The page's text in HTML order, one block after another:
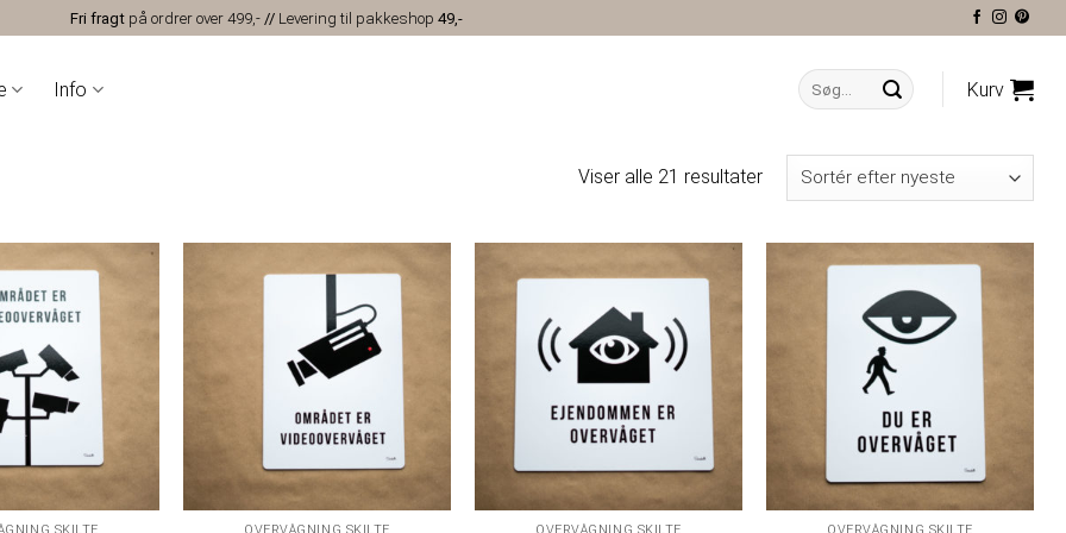
Fri fragt på ordrer over 499,- // Levering til pakkeshop 49,-
Info
Søg
efter:
Kurv
Viser alle 21 resultater